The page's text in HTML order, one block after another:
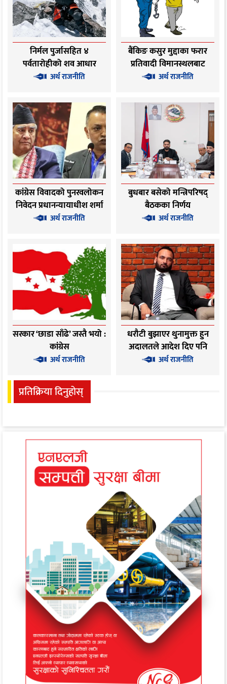
निर्मल पुर्जासहित ४
पर्वतारोहीको शव आधार
शिविर ल्याइयो
अर्थ राजनीति
बैंकिङ कसुर मुद्दाका फरार
प्रतिवादी विमानस्थलबाट
पक्राउ
अर्थ राजनीति
कांग्रेस विवादको पुनरवलोकन
निवेदन प्रधानन्यायाधीश शर्मा
सहितको इजलासमा
अर्थ राजनीति
बुधबार बसेको मन्त्रिपरिषद्
बैठकका निर्णय
अर्थ राजनीति
सरकार ‘छाडा साँढे’ जस्तै भयो :
कांग्रेस
अर्थ राजनीति
धरौटी बुझाएर थुनामुक्त हुन
अदालतले आदेश दिए पनि
तत्काल छुट्ने छैनन् अधिकारी
अर्थ राजनीति
प्रतिक्रिया दिनुहोस्